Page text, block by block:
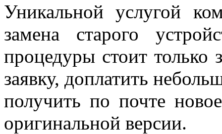
Уникальной услугой
замена старого
процедуры стоит только
заявку, доплатить
получить по почте
оригинальной версии.